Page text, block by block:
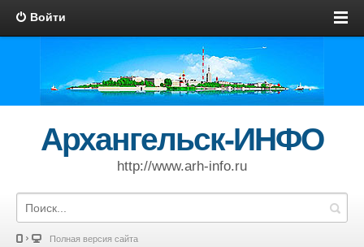
Войти
Архангельск-ИНФО
http://www.arh-info.ru
Полная версия сайта